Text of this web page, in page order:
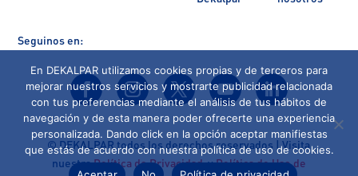
Seguinos en:
© DEKALPAR todos los derechos reservados | Visita
nuestraPolítica de PrivacidadyPolítica de Uso de
En DEKALPAR utilizamos cookies propias y de terceros para
mejorar nuestros servicios y mostrarte publicidad relacionada
con tus preferencias mediante el análisis de tus hábitos de
navegación y de esta manera poder ofrecerte una experiencia
personalizada. Dando click en la opción aceptar manifiestas
que estás de acuerdo con nuestra política de uso de cookies.